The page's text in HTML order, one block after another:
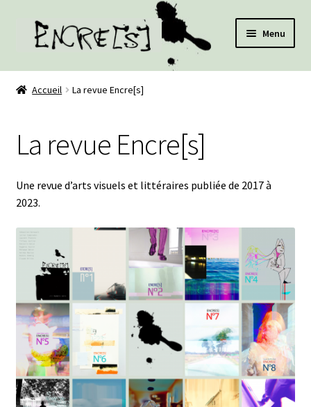
Aller
Aller
Menu
Nos livres
Nos auteurs
La librairie
A propos
Accueil La revue Encre[s]
La revue Encre[s]
Une revue d’arts visuels et littéraires publiée de 2017 à
2023.